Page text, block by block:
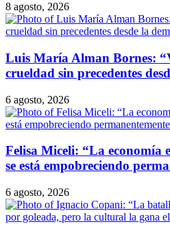
8 agosto, 2026
Luis María Alman Bornes:
crueldad sin precedentes
6 agosto, 2026
Felisa Miceli: “La economía
se está empobreciendo
6 agosto, 2026